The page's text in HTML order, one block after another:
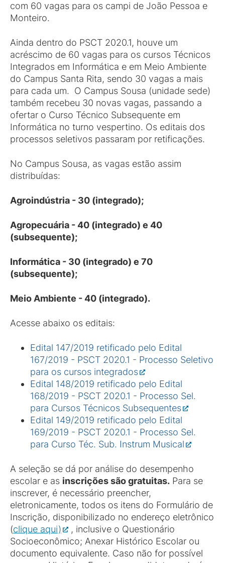
com 60 vagas para os campi de João Pessoa e
Monteiro.
Ainda dentro do PSCT 2020.1, houve um
acréscimo de 60 vagas para os cursos Técnicos
Integrados em Informática e em Meio Ambiente
do Campus Santa Rita, sendo 30 vagas a mais
para cada um. O Campus Sousa (unidade sede)
também recebeu 30 novas vagas, passando a
ofertar o Curso Técnico Subsequente em
Informática no turno vespertino. Os editais dos
processos seletivos passaram por retificações.
No Campus Sousa, as vagas estão assim
distribuídas:
Agroindústria - 30 (integrado);
Agropecuária - 40 (integrado) e 40
(subsequente);
Informática - 30 (integrado) e 70
(subsequente);
Meio Ambiente - 40 (integrado).
Acesse abaixo os editais:
Edital 147/2019 retificado pelo Edital
167/2019 - PSCT 2020.1 - Processo Seletivo
para os cursos integrados
Edital 148/2019 retificado pelo Edital
168/2019 - PSCT 2020.1 - Processo Sel.
para Cursos Técnicos Subsequentes
Edital 149/2019 retificado pelo Edital
169/2019 - PSCT 2020.1 - Processo Sel.
para Curso Téc. Sub. Instrum Musical
A seleção se dá por análise do desempenho
escolar e as inscrições são gratuitas. Para se
inscrever, é necessário preencher,
eletronicamente, todos os itens do Formulário de
Inscrição, disponibilizado no endereço eletrônico
(clique aqui)
, inclusive o Questionário
Socioeconômico; Anexar Histórico Escolar ou
documento equivalente. Caso não for possível